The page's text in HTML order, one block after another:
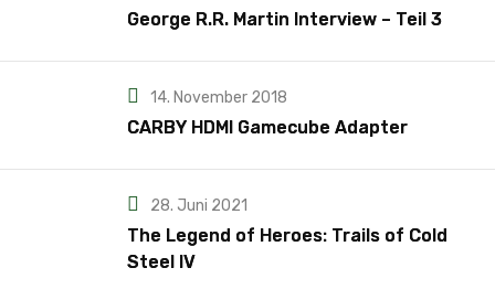
George R.R. Martin Interview – Teil 3
14. November 2018
CARBY HDMI Gamecube Adapter
28. Juni 2021
The Legend of Heroes: Trails of Cold
Steel IV